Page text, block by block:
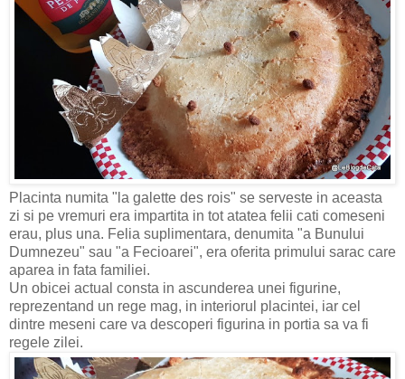
Placinta numita "la galette des rois" se serveste in aceasta
zi si pe vremuri era impartita in tot atatea felii cati comeseni
erau, plus una. Felia suplimentara, denumita "a Bunului
Dumnezeu" sau "a Fecioarei", era oferita primului sarac care
aparea in fata familiei.
Un obicei actual consta in ascunderea unei figurine,
reprezentand un rege mag, in interiorul placintei, iar cel
dintre meseni care va descoperi figurina in portia sa va fi
regele zilei.